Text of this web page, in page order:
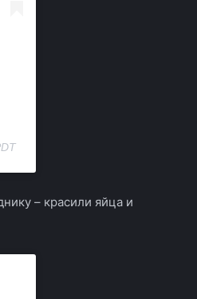
– красили яйца и